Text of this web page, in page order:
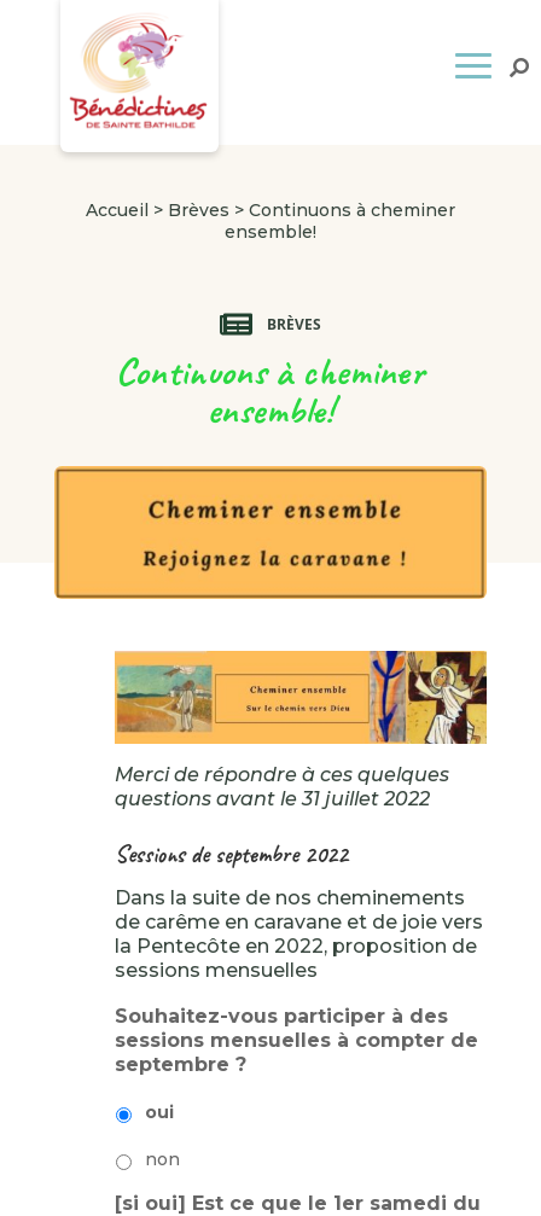
Accueil > Brèves > Continuons à cheminer
ensemble!
BRÈVES
Continuons à cheminer
ensemble!
Merci de répondre à ces quelques
questions avant le 31 juillet 2022
Sessions de septembre 2022
Dans la suite de nos cheminements
de carême en caravane et de joie vers
la Pentecôte en 2022, proposition de
sessions mensuelles
Souhaitez-vous participer à des
sessions mensuelles à compter de
septembre ?
oui
non
[si oui] Est ce que le 1er samedi du